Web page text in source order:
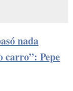
nada
carro”: Pepe